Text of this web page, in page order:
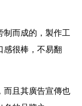
制而成的，製作工
感很棒，不易翻
而且其廣告宣傳也